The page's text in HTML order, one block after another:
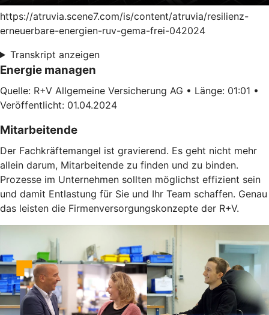
https://atruvia.scene7.com/is/content/atruvia/resilienz-
erneuerbare-energien-ruv-gema-frei-042024
Transkript anzeigen
Energie managen
Quelle: R+V Allgemeine Versicherung AG • Länge: 01:01 •
Veröffentlicht: 01.04.2024
Mitarbeitende
Der Fachkräftemangel ist gravierend. Es geht nicht mehr
allein darum, Mitarbeitende zu finden und zu binden.
Prozesse im Unternehmen sollten möglichst effizient sein
und damit Entlastung für Sie und Ihr Team schaffen. Genau
das leisten die Firmenversorgungskonzepte der R+V.